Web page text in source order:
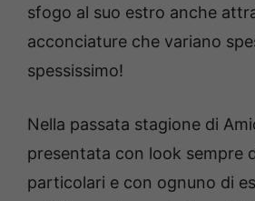
sfogo al suo estro anche
acconciature che variano
spessissimo!
Nella passata stagione di
presentata con look sempre
particolari e con ognuno di